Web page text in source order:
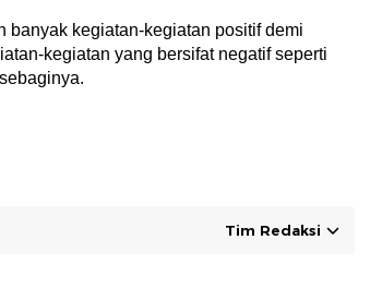
banyak kegiatan-kegiatan positif demi
kegiatan yang bersifat negatif seperti
Tim Redaksi